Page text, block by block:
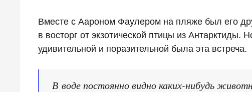
Вместе с Аароном Фаулером на пляже был его
в восторг от экзотической птицы из
удивительной и поразительной была эта встреча.
В воде постоянно видно каких-нибудь